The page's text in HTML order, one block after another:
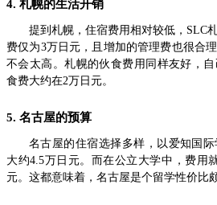
4. 札幌的生活开销
提到札幌，住宿费用相对较低，SLC
费仅为3万日元，且增加的管理费也很合
不会太高。札幌的伙食费用同样友好，
食费大约在2万日元。
5. 名古屋的预算
名古屋的住宿选择多样，以爱知国
大约4.5万日元。而在公立大学中，费用
元。这都意味着，名古屋是个留学性价比